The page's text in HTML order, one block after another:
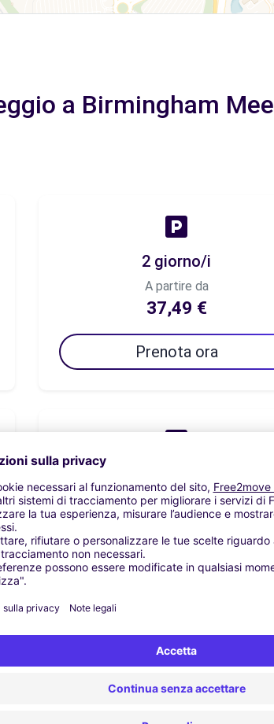
a Birmingham
2 giorno/i
A partire da
37,49 €
Prenota ora
A partire da
68,33 €
Prenota ora